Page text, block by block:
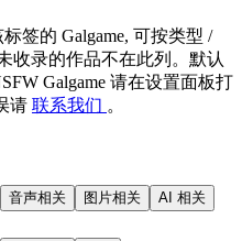
签的 Galgame, 可按类型 /
收录的作品不在此列。默认
Galgame 请在设置面板打
请 联系我们 。
音声相关 图片相关
AI 相关